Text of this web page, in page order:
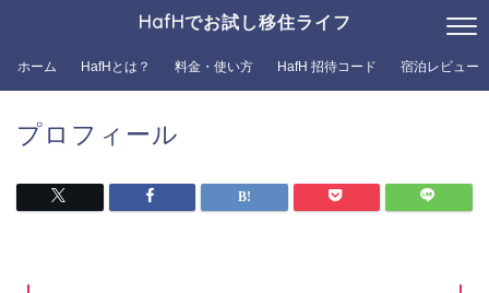
HafHでお試し移住ライフ
ホーム HafHとは？ 料金・使い方 HafH 招待コード 宿泊レビュー
プロフィール